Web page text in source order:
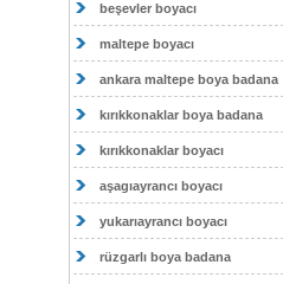
beşevler boyacı
maltepe boyacı
ankara maltepe boya badana
kırıkkonaklar boya badana
kırıkkonaklar boyacı
aşagıayrancı boyacı
yukarıayrancı boyacı
rüzgarlı boya badana